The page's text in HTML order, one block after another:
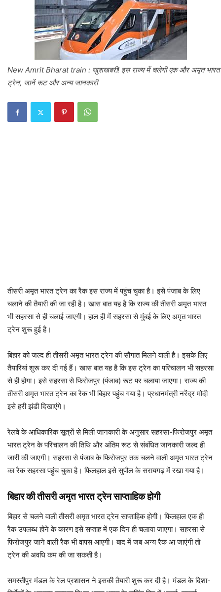
New Amrit Bharat train : खुशखबरी! इस राज्य में चलेगी एक और अमृत भारत
ट्रेन, जानें रूट और अन्य जानकारी
तीसरी अमृत भारत ट्रेन का रैक इस राज्य में पहुंच चुका है। इसे पंजाब के लिए
चलाने की तैयारी की जा रही है। खास बात यह है कि राज्य की तीसरी अमृत भारत
भी सहरसा से ही चलाई जाएगी। हाल ही में सहरसा से मुंबई के लिए अमृत भारत
ट्रेन शुरू हुई है।
बिहार को जल्द ही तीसरी अमृत भारत ट्रेन की सौगात मिलने वाली है। इसके लिए
तैयारियां शुरू कर दी गई हैं। खास बात यह है कि इस ट्रेन का परिचालन भी सहरसा
से ही होगा। इसे सहरसा से फिरोजपुर (पंजाब) रूट पर चलाया जाएगा। राज्य की
तीसरी अमृत भारत ट्रेन का रैक भी बिहार पहुंच गया है। प्रधानमंत्री नरेंद्र मोदी
इसे हरी झंडी दिखाएंगे।
रेलवे के आधिकारिक सूत्रों से मिली जानकारी के अनुसार सहरसा-फिरोजपुर अमृत
भारत ट्रेन के परिचालन की तिथि और अंतिम रूट से संबंधित जानकारी जल्द ही
जारी की जाएगी। सहरसा से पंजाब के फिरोजपुर तक चलने वाली अमृत भारत ट्रेन
का रैक सहरसा पहुंच चुका है। फिलहाल इसे सुपौल के सरायगढ़ में रखा गया है।
बिहार की तीसरी अमृत भारत ट्रेन साप्ताहिक होगी
बिहार से चलने वाली तीसरी अमृत भारत ट्रेन साप्ताहिक होगी। फिलहाल एक ही
रैक उपलब्ध होने के कारण इसे सप्ताह में एक दिन ही चलाया जाएगा। सहरसा से
फिरोजपुर जाने वाली रैक भी वापस आएगी। बाद में जब अन्य रैक आ जाएंगी तो
ट्रेन की अवधि कम की जा सकती है।
समस्तीपुर मंडल के रेल प्रशासन ने इसकी तैयारी शुरू कर दी है। मंडल के दिशा-